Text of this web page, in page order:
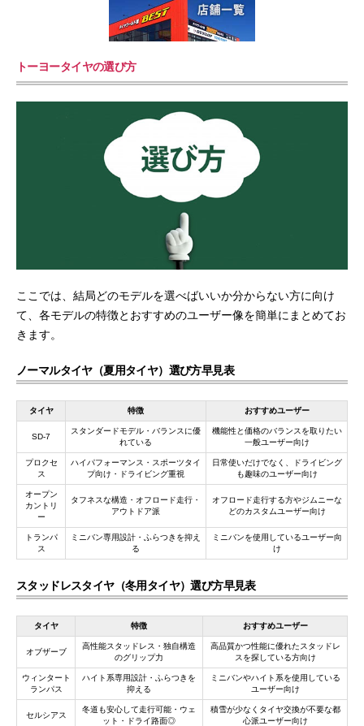
トーヨータイヤの選び方
ここでは、結局どのモデルを選べばいいか分からない方に向け
て、各モデルの特徴とおすすめのユーザー像を簡単にまとめてお
きます。
ノーマルタイヤ（夏用タイヤ）選び方早見表
タイヤ 特徴 おすすめユーザー
SD-7
スタンダードモデル・バランスに優
れている
機能性と価格のバランスを取りたい
一般ユーザー向け
プロクセ
ス
ハイパフォーマンス・スポーツタイ
プ向け・ドライビング重視
日常使いだけでなく、ドライビング
も趣味のユーザー向け
オープン
カントリ
ー
タフネスな構造・オフロード走行・
アウトドア派
オフロード走行する方やジムニーな
どのカスタムユーザー向け
トランパ
ス
ミニバン専用設計・ふらつきを抑え
る
ミニバンを使用しているユーザー向
け
スタッドレスタイヤ（冬用タイヤ）選び方早見表
タイヤ 特徴 おすすめユーザー
オブザーブ
高性能スタッドレス・独自構造
のグリップ力
高品質かつ性能に優れたスタッドレ
スを探している方向け
ウィンタート
ランパス
ハイト系専用設計・ふらつきを
抑える
ミニバンやハイト系を使用している
ユーザー向け
セルシアス
冬道も安心して走行可能・ウェ
ット・ドライ路面◎
積雪が少なくタイヤ交換が不要な都
心派ユーザー向け